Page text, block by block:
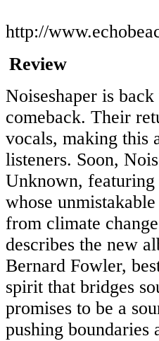
http://
Review
Noiseshaper is
comeback. Their
vocals, making this
listeners. Soon,
Unknown, featuring
whose
from climate
describes the new
Bernard Fowler,
spirit that bridges
promises to be a
pushing boundaries